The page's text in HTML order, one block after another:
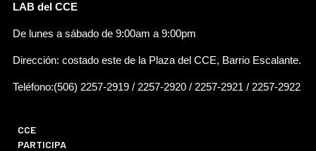
LAB del CCE
De lunes a sábado de 9:00am a 9:00pm
Dirección: costado este de la Plaza del CCE, Barrio Escalante.
Teléfono:(506) 2257-2919 / 2257-2920 / 2257-2921 / 2257-2922
CCE
PARTICIPA